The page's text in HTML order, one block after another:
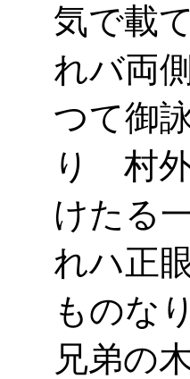
気で載
れバ両
つて御
り 村外
けたる
れハ正
ものな
兄弟の